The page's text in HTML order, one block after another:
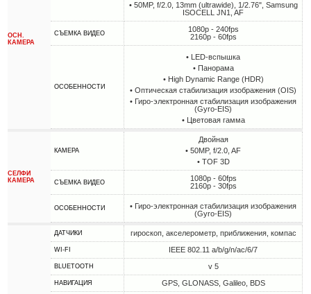
ОСН.
КАМЕРА
• 50MP, f/2.0, 13mm (ultrawide), 1/2.76", Samsung
ISOCELL JN1, AF
СЪЕМКА ВИДЕО
1080p - 240fps
2160p - 60fps
ОСОБЕННОСТИ
• LED-вспышка
• Панорама
• High Dynamic Range (HDR)
• Оптическая стабилизация изображения (OIS)
• Гиро-электронная стабилизация изображения
(Gyro-EIS)
• Цветовая гамма
СЕЛФИ
КАМЕРА
КАМЕРА
Двойная
• 50MP, f/2.0, AF
• TOF 3D
СЪЕМКА ВИДЕО
1080p - 60fps
2160p - 30fps
ОСОБЕННОСТИ
• Гиро-электронная стабилизация изображения
(Gyro-EIS)
ДАТЧИКИ гироскоп, акселерометр, приближения, компас
WI-FI IEEE 802.11 a/b/g/n/ac/6/7
BLUETOOTH v 5
НАВИГАЦИЯ GPS, GLONASS, Galileo, BDS